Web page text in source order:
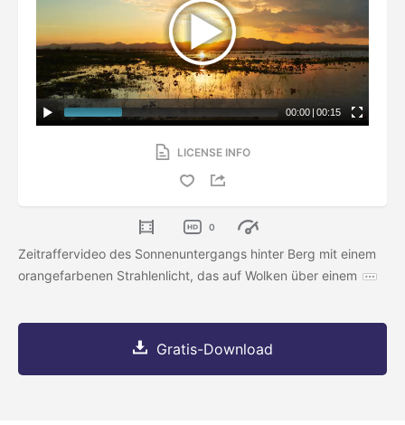
00:00 | 00:15
LICENSE INFO
0
Zeitraffervideo des Sonnenuntergangs hinter Berg mit einem
orangefarbenen Strahlenlicht, das auf Wolken über einem
Gratis-Download